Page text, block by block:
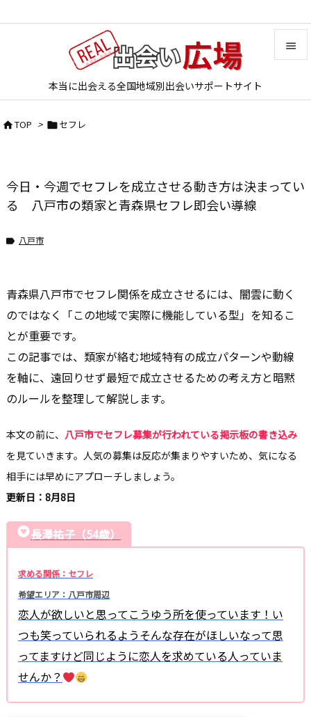
本当に出会える全国地域別出会いサポートサイト


TOP > セフレ
今日・今週でセフレを成立させる動き方は決まってい
る 八戸市の類家と青森県セフレ即会い導線
 八戸市
青森県八戸市でセフレ関係を成立させるには、闇雲に動く
のではなく「この地域で実際に機能している型」を知るこ
とが重要です。
この記事では、類家が絡む地域特有の成立パターンや動線
を軸に、遠回りせず最短で成立させるための考え方と暗黙
のルールを整理して解説します。
本文の前に、 八戸市でセフレ募集が行われている掲示板の書き込み
を見ていきます。人気の募集は反応が集まりやすいため、気になる
相手には早めにアプローチしましょう。
更新日：8月8日
長澤祐子（54歳）
求める関係：セフレ
希望エリア：八戸市周辺
恋人が欲しいと思ってこうゆう所を使っています！い
つも笑っていられるようそんな存在がほしいなって思
ってますけど同じように恋人を求めている人っていま
せんか？